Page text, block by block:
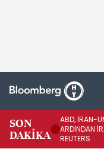
SON
DAKİKA
ABD, İRAN-
ARDINDAN
REUTERS